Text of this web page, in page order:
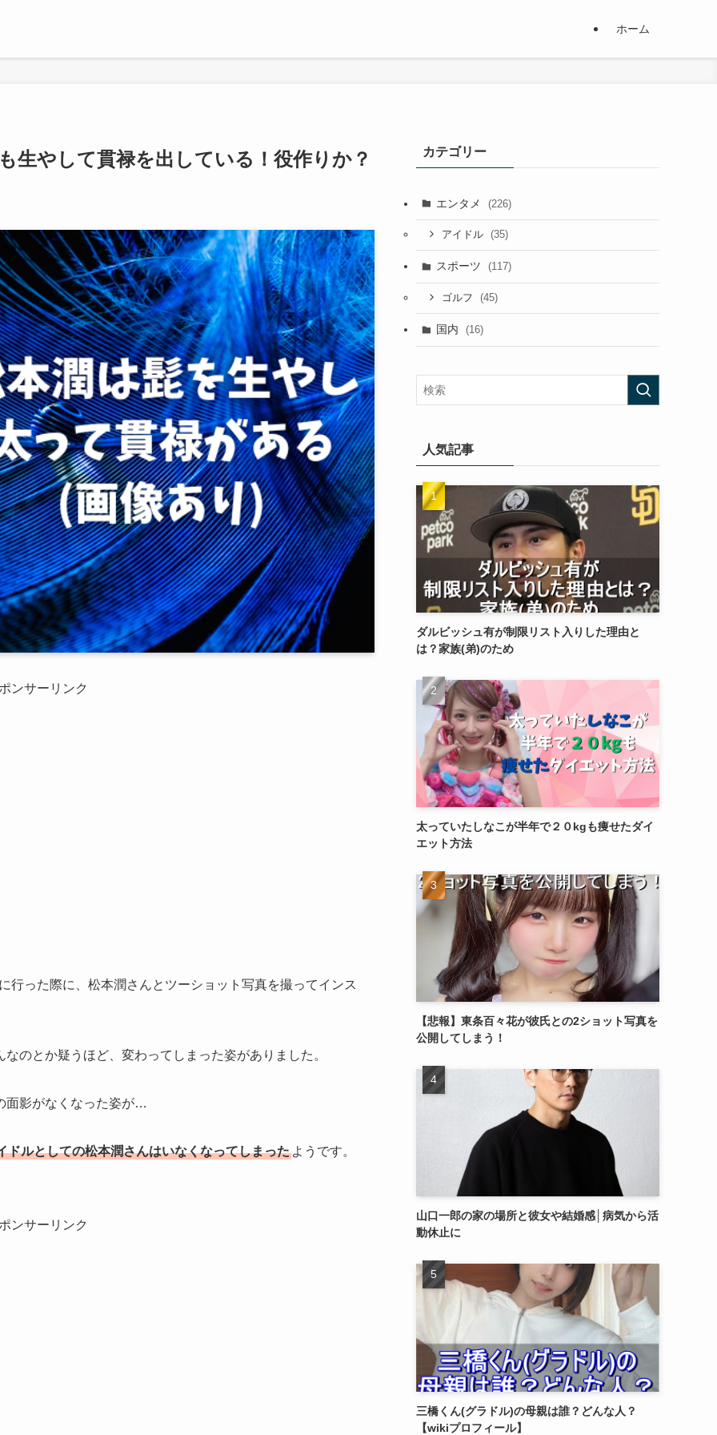
ホーム
生やして貫禄を出している！役作りか？
ンサーリンク
行った際に、松本潤さんとツーショット写真を撮ってインス
のとか疑うほど、変わってしまった姿がありました。
面影がなくなった姿が…
ドルとしての松本潤さんはいなくなってしまった ようです。
ンサーリンク
カテゴリー
エンタメ (226)
アイドル (35)
スポーツ (117)
ゴルフ (45)
国内 (16)
人気記事
ダルビッシュ有が制限リスト入りした理由と
は？家族(弟)のため
太っていたしなこが半年で２０kgも痩せたダイ
エット方法
【悲報】東条百々花が彼氏との2ショット写真を
公開してしまう！
山口一郎の家の場所と彼女や結婚感│病気から活
動休止に
三橋くん(グラドル)の母親は誰？どんな人？
【wikiプロフィール】